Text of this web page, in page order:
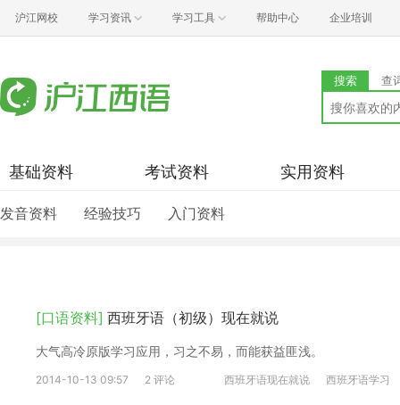
沪江网校 学习资讯 学习工具 帮助中心 企业培训
搜索 查
基础资料 考试资料 实用资料
发音资料 经验技巧 入门资料
[口语资料] 西班牙语（初级）现在就说
大气高冷原版学习应用，习之不易，而能获益匪浅。
2014-10-13 09:57 2 评论 西班牙语现在就说 西班牙语学习